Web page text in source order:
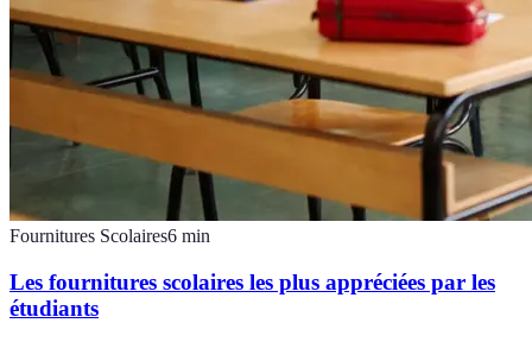
Fournitures Scolaires6 min
Les fournitures scolaires les plus appréciées par les
étudiants